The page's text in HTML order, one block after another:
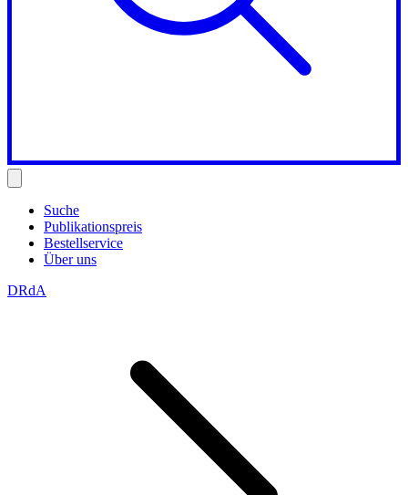
Suche
Publikationspreis
Bestellservice
Über uns
DRdA